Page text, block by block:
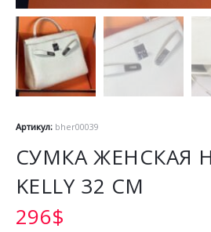
Артикул: bher00039
СУМКА ЖЕНСКАЯ
KELLY 32 СМ
296$